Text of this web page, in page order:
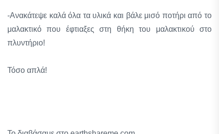
-Ανακάτεψε καλά όλα τα υλικά και βάλε μισό ποτήρι από το
μαλακτικό που έφτιαξες στη θήκη του μαλακτικού στο
πλυντήριο!
Τόσο απλά!